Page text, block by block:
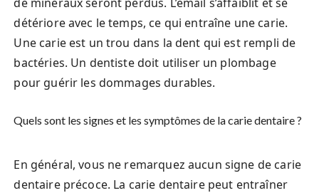
détériore avec le temps, ce qui entraîne une carie.
Une carie est un trou dans la dent qui est rempli de
bactéries. Un dentiste doit utiliser un plombage
pour guérir les dommages durables.
Quels sont les signes et les symptômes de la carie dentaire ?
En général, vous ne remarquez aucun signe de carie
dentaire précoce. La carie dentaire peut entraîner